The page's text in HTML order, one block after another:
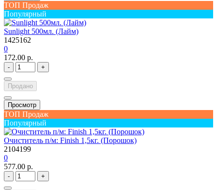
ТОП Продаж
Популярный
Sunlight 500мл. (Лайм)
1425162
0
172.00 р.
- +
Продано
Просмотр
ТОП Продаж
Популярный
Очиститель п/м: Finish 1,5кг. (Порошок)
2104199
0
577.00 р.
- +